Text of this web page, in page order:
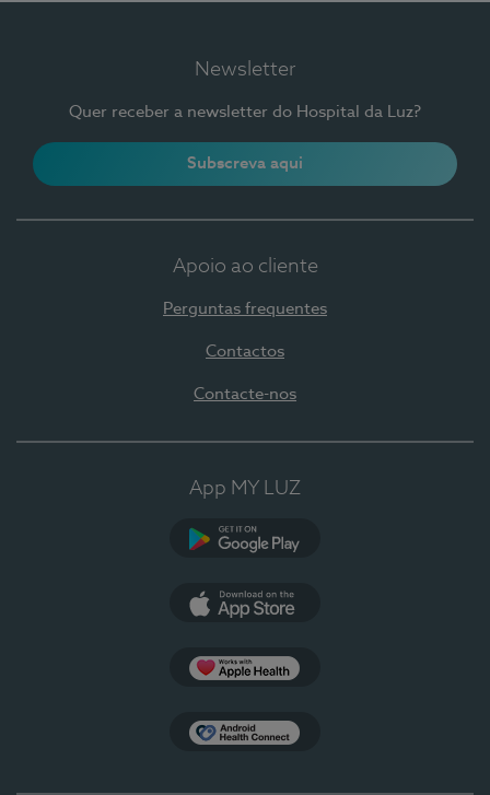
Newsletter
Quer receber a newsletter do Hospital da Luz?
Subscreva aqui
Apoio ao cliente
Perguntas frequentes
Contactos
Contacte-nos
App MY LUZ